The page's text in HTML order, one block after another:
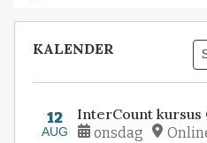
KALENDER
12
AUG
InterCount kursus
onsdag